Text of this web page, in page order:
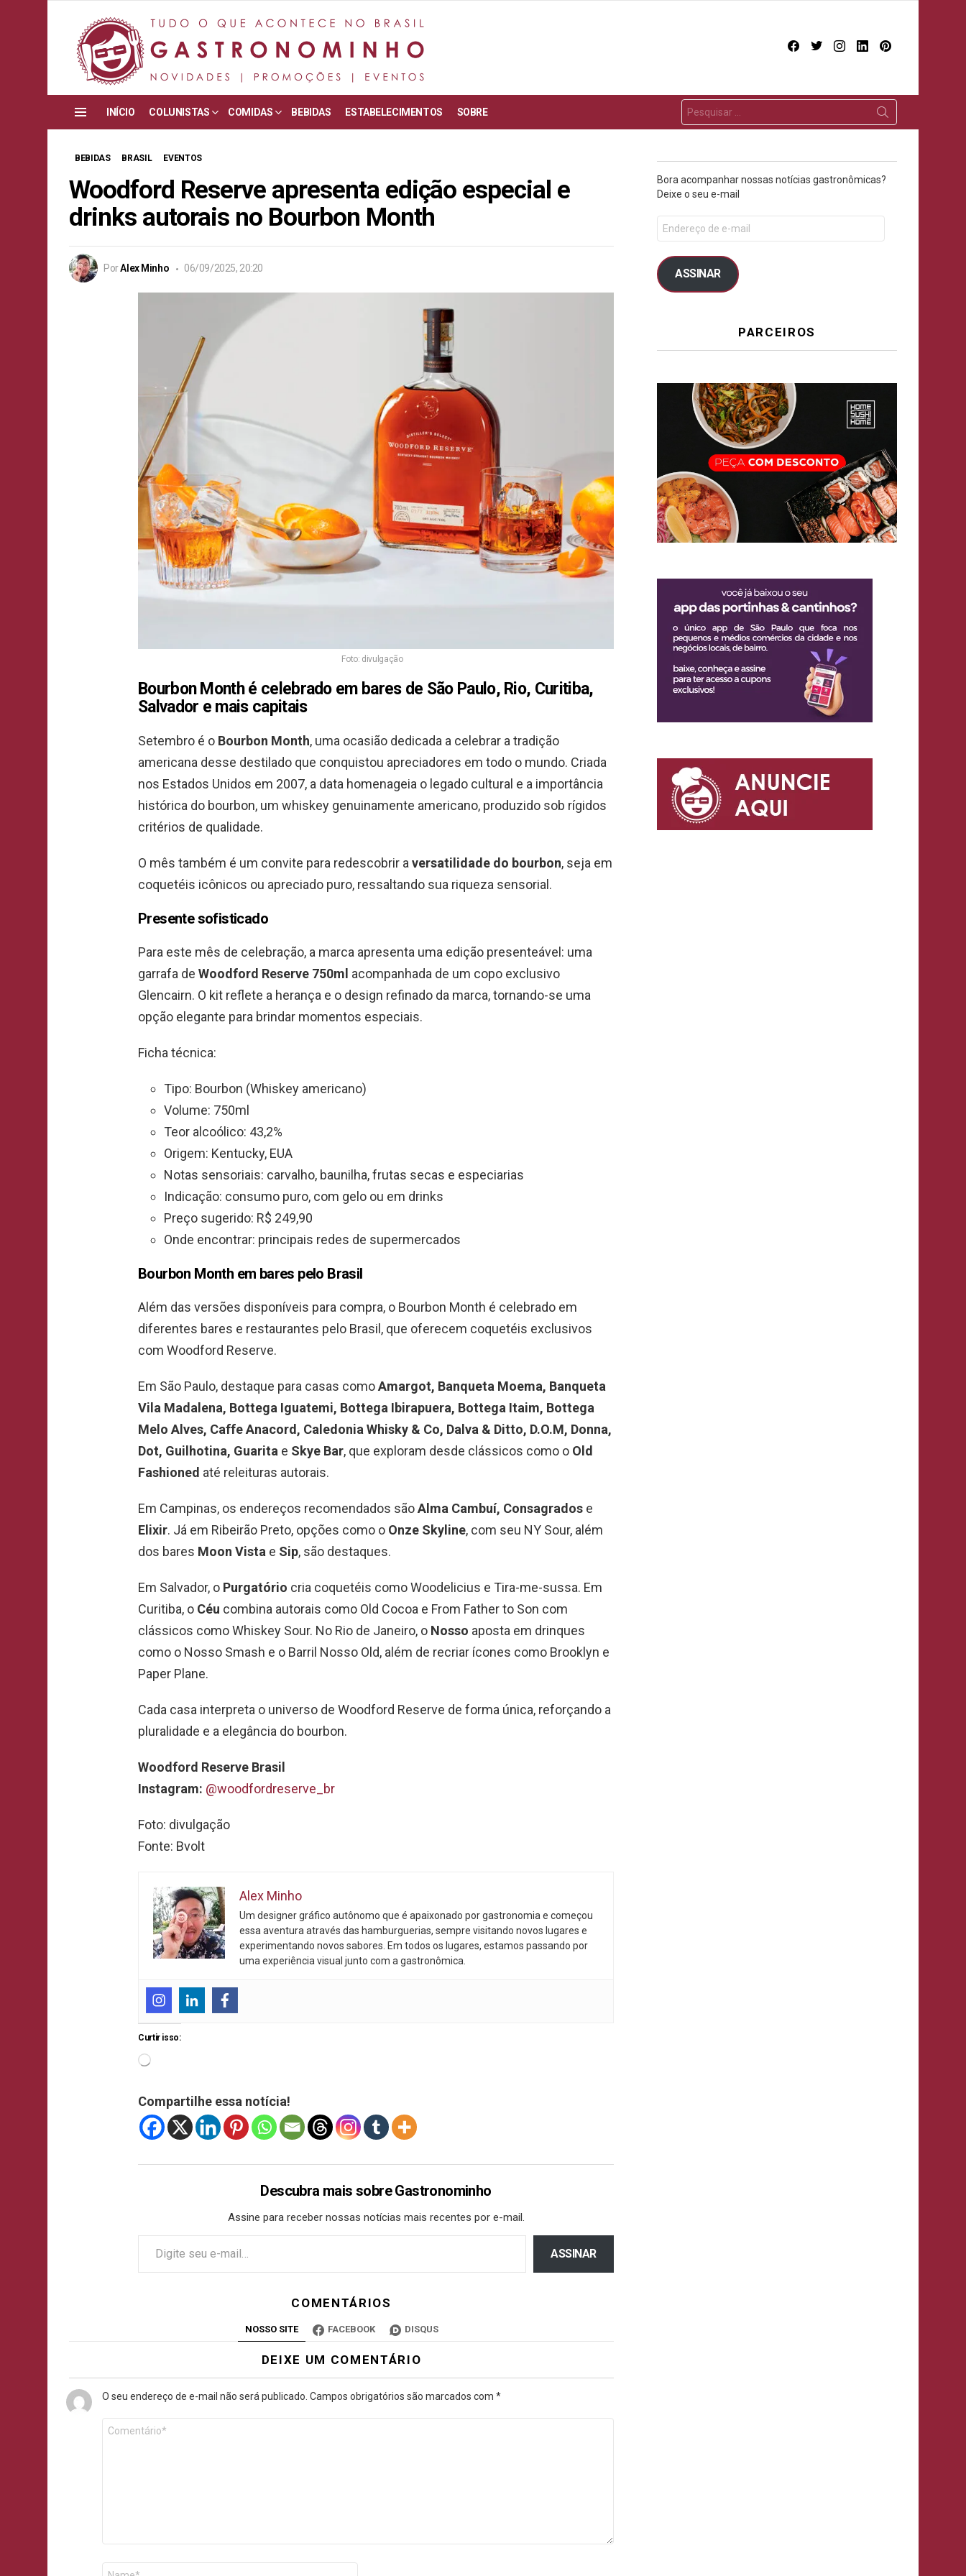
facebooktwitterinstagram
linkedin
INÍCIO COLUNISTAS COMIDAS BEBIDAS ESTABELECIMENTOS SOBRE
BEBIDAS BRASIL EVENTOS
Woodford Reserve apresenta edição especial e
drinks autorais no Bourbon Month
PorAlex Minho 06/09/2025, 20:20
Foto: divulgação
Bourbon Month é celebrado em bares de São Paulo, Rio, Curitiba,
Salvador e mais capitais
Setembro é o Bourbon Month, uma ocasião dedicada a celebrar a tradição
americana desse destilado que conquistou apreciadores em todo o mundo. Criada
nos Estados Unidos em 2007, a data homenageia o legado cultural e a importância
histórica do bourbon, um whiskey genuinamente americano, produzido sob rígidos
critérios de qualidade.
O mês também é um convite para redescobrir a versatilidade do bourbon, seja em
coquetéis icônicos ou apreciado puro, ressaltando sua riqueza sensorial.
Presente sofisticado
Para este mês de celebração, a marca apresenta uma edição presenteável: uma
garrafa de Woodford Reserve 750ml acompanhada de um copo exclusivo
Glencairn. O kit reflete a herança e o design refinado da marca, tornando-se uma
opção elegante para brindar momentos especiais.
Ficha técnica:
Tipo: Bourbon (Whiskey americano)
Volume: 750ml
Teor alcoólico: 43,2%
Origem: Kentucky, EUA
Notas sensoriais: carvalho, baunilha, frutas secas e especiarias
Indicação: consumo puro, com gelo ou em drinks
Preço sugerido: R$ 249,90
Onde encontrar: principais redes de supermercados
Bourbon Month em bares pelo Brasil
Além das versões disponíveis para compra, o Bourbon Month é celebrado em
diferentes bares e restaurantes pelo Brasil, que oferecem coquetéis exclusivos
com Woodford Reserve.
Em São Paulo, destaque para casas comoAmargot, Banqueta Moema, Banqueta
Vila Madalena, Bottega Iguatemi, Bottega Ibirapuera, Bottega Itaim, Bottega
Melo Alves, Caffe Anacord, Caledonia Whisky & Co, Dalva & Ditto, D.O.M, Donna,
Dot, Guilhotina, Guarita e Skye Bar, que exploram desde clássicos como o Old
Fashioned até releituras autorais.
Em Campinas, os endereços recomendados sãoAlma Cambuí, Consagrados e
Elixir. Já em Ribeirão Preto, opções como o Onze Skyline, com seu NY Sour, além
dos bares Moon Vista e Sip, são destaques.
Em Salvador, o Purgatório cria coquetéis como Woodelicius e Tira-me-sussa. Em
Curitiba, o Céu combina autorais como Old Cocoa e From Father to Son com
clássicos como Whiskey Sour. No Rio de Janeiro, o Nosso aposta em drinques
como o Nosso Smash e o Barril Nosso Old, além de recriar ícones como Brooklyn e
Paper Plane.
Cada casa interpreta o universo de Woodford Reserve de forma única, reforçando a
pluralidade e a elegância do bourbon.
Woodford Reserve Brasil
Instagram: @woodfordreserve_br
Foto: divulgação
Fonte: Bvolt
Alex Minho
Um designer gráfico autônomo que é apaixonado por gastronomia e começou
essa aventura através das hamburguerias, sempre visitando novos lugares e
experimentando novos sabores. Em todos os lugares, estamos passando por
uma experiência visual junto com a gastronômica.
Curtir isso:
Compartilhe essa notícia!
Descubra mais sobre Gastronominho
Assine para receber nossas notícias mais recentes por e-mail.
ASSINAR
COMENTÁRIOS
NOSSO SITE FACEBOOK DISQUS
DEIXE UM COMENTÁRIO
O seu endereço de e-mail não será publicado. Campos obrigatórios são marcados com *
Bora acompanhar nossas notícias gastronômicas?
Deixe o seu e-mail
ASSINAR
PARCEIROS